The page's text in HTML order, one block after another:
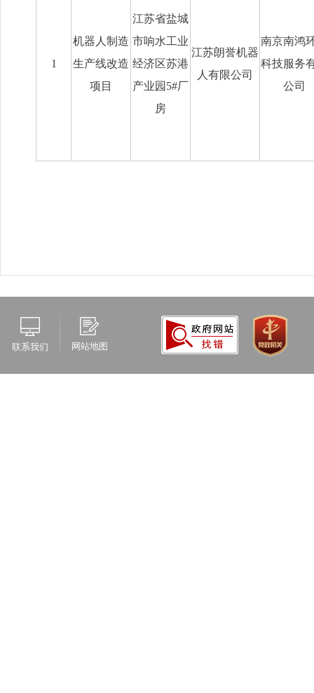
1
机器人制造
生产线改造
项目
江苏省盐城
市响水工业
经济区苏港
产业园 5#厂
房
江苏朗誉机器
人有限公司
南京南鸿
科技服务
公司
联系我们 网站地图